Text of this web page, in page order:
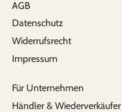
AGB
Datenschutz
Widerrufsrecht
Impressum
Für Unternehmen
Händler & Wiederverkäufer